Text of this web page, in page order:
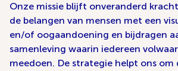
Onze missie blijft onveranderd
de belangen van mensen met een
en/of oogaandoening en bijdragen
samenleving waarin iedereen
meedoen. De strategie helpt ons om